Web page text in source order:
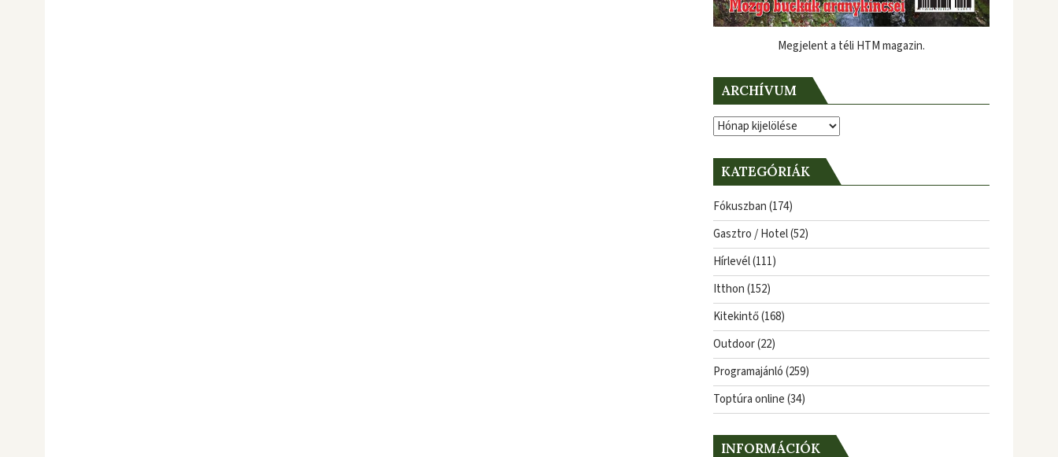
Megjelent a téli HTM magazin.
ARCHÍVUM
Archívum
KATEGÓRIÁK
Fókuszban(174)
Gasztro / Hotel(52)
Hírlevél(111)
Itthon(152)
Kitekintő(168)
Outdoor(22)
Programajánló(259)
Toptúra online(34)
INFORMÁCIÓK